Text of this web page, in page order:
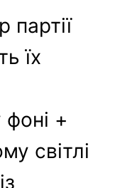
партії
їх
+
світлі